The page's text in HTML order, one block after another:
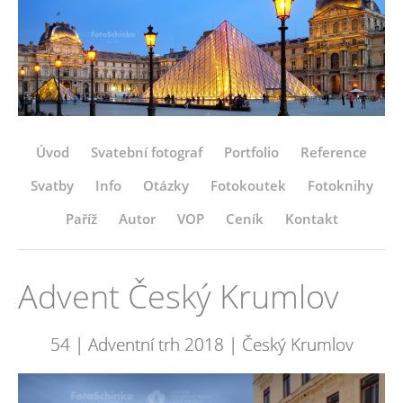
Úvod Svatební fotograf Portfolio
Reference
Svatby
Info Otázky Fotokoutek
Fotoknihy
Paříž
Autor VOP Ceník Kontakt
Advent Český Krumlov
54 | Adventní trh 2018 | Český Krumlov